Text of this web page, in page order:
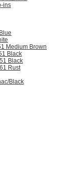
ins
Medium Brown
Black
Black
Rust
Black